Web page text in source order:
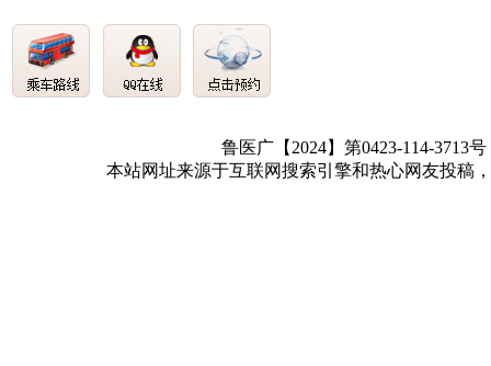
鲁医广【2024】第0423-114-3713
本站网址来源于互联网搜索引擎和热心网友投稿